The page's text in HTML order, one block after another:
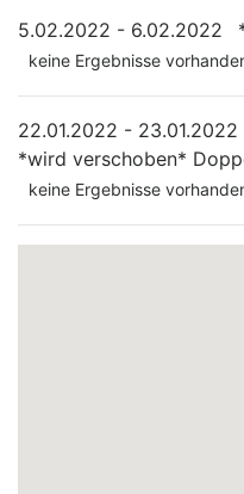
5.02.2022 - 6.02.2022
keine Ergebnisse
22.01.2022 - 23.01.2022
*wird verschoben*
keine Ergebnisse